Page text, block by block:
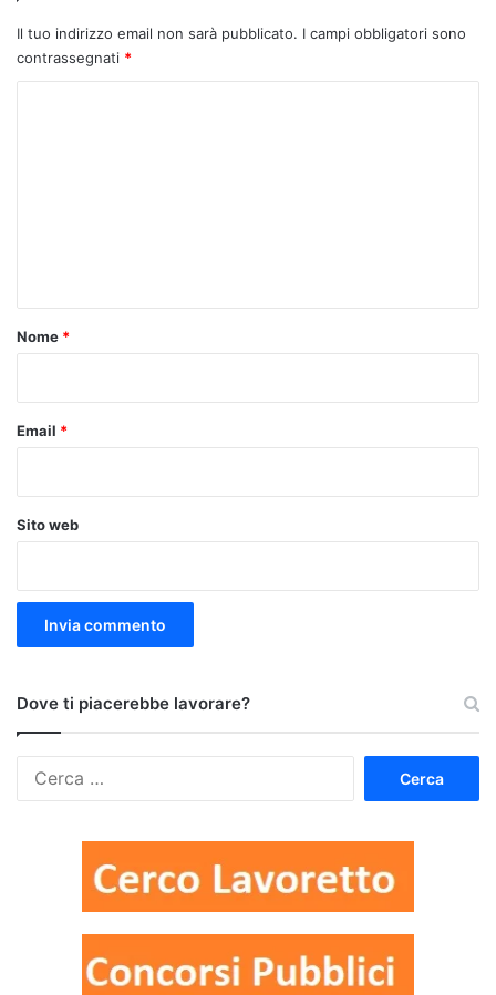
Il tuo indirizzo email non sarà pubblicato. I campi obbligatori sono
contrassegnati *
o
Nome *
Email *
Sito web
Dove ti piacerebbe lavorare?